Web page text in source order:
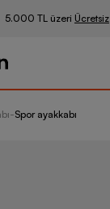
5.000 TL üzeri Ücretsiz
-Spor ayakkabı